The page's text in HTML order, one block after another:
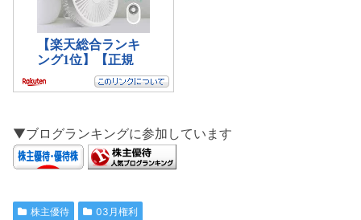
▼ブログランキングに参加しています
株主優待 03月権利